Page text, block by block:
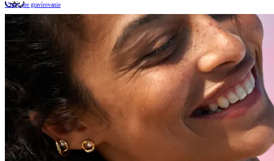
Vzory pre gravírovanie